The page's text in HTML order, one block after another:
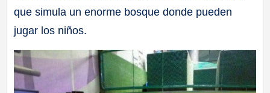
que simula un enorme bosque donde pueden
jugar los niños.